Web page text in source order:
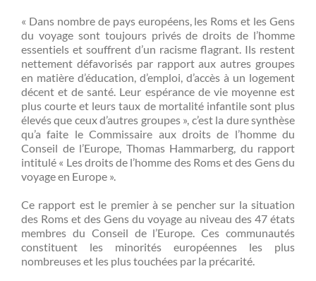
« Dans nombre de pays européens, les Roms et les Gens
du voyage sont toujours privés de droits de l’homme
essentiels et souffrent d’un racisme flagrant. Ils restent
nettement défavorisés par rapport aux autres groupes
en matière d’éducation, d’emploi, d’accès à un logement
décent et de santé. Leur espérance de vie moyenne est
plus courte et leurs taux de mortalité infantile sont plus
élevés que ceux d’autres groupes », c’est la dure synthèse
qu’a faite le Commissaire aux droits de l’homme du
Conseil de l’Europe, Thomas Hammarberg, du rapport
intitulé « Les droits de l’homme des Roms et des Gens du
voyage en Europe ».
Ce rapport est le premier à se pencher sur la situation
des Roms et des Gens du voyage au niveau des 47 états
membres du Conseil de l’Europe. Ces communautés
constituent les minorités européennes les plus
nombreuses et les plus touchées par la précarité.